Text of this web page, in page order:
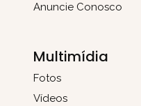
Anuncie Conosco
Multimídia
Fotos
Vídeos